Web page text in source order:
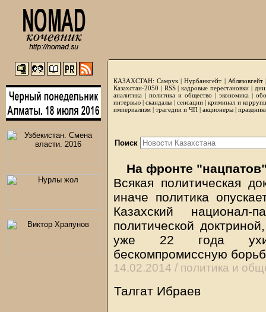
КАЗАХСТАН: Самрук |Нурбанкгейт | Аблязовгейт
Казахстан-2050 | RSS|кадровые перестановки|
аналитика | политика и общество | экономика |
интервью |скандалы | сенсации|криминал и
империализм | трагедии и ЧП | акционеры |
Поиск
На фронте
Всякая политическая
иначе политика
Казахский национал-
политической
уже 22 года
бескомпромиссную
14.02.2014 / политика и
Талгат Ибраев